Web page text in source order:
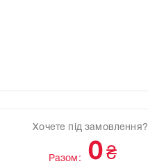
Хочете під замовлення?
Разом: 0 ₴